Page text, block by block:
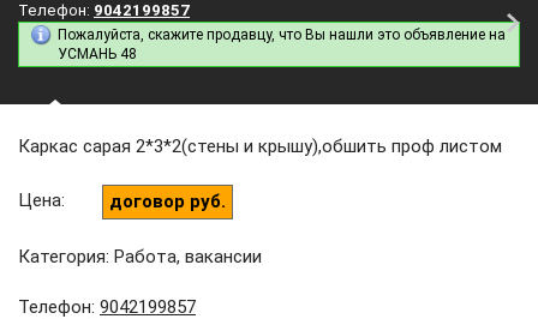
Телефон: 9042199857
Пожалуйста, скажите продавцу, что Вы нашли это объявление на
УСМАНЬ 48
Каркас сарая 2*3*2(стены и крышу),обшить проф листом
Цена: договор руб.
Категория: Работа, вакансии
Телефон: 9042199857